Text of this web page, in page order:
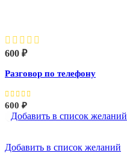
600 ₽
Разговор по телефону
600 ₽
Добавить в список желаний
Добавить в список желаний